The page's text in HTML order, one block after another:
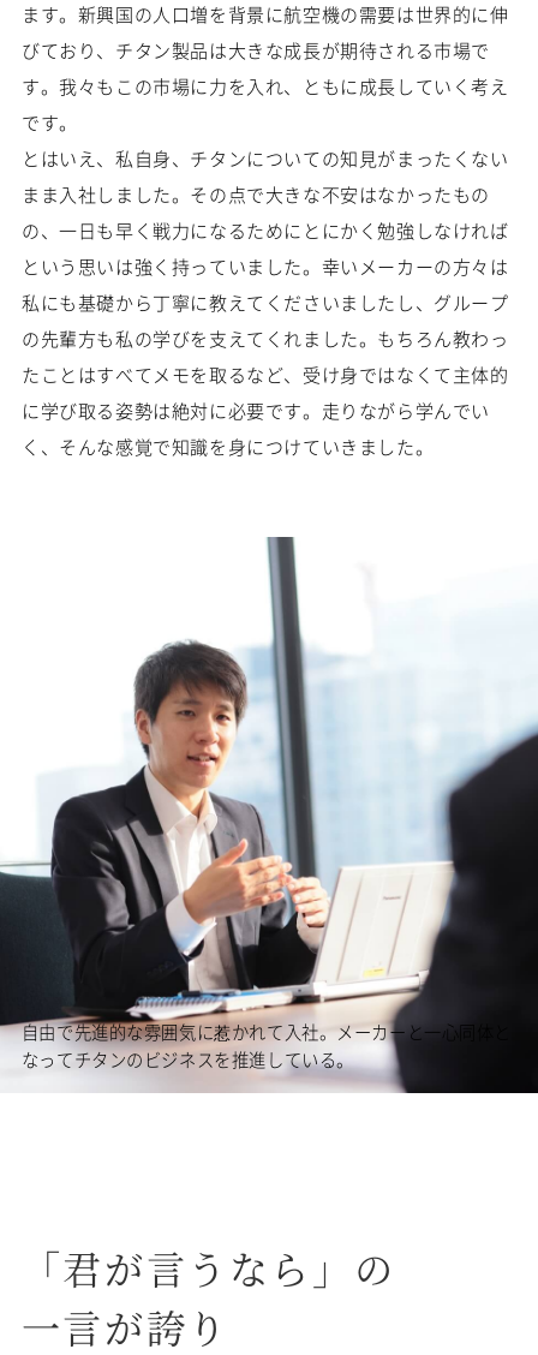
ます。新興国の人口増を背景に航空機の需要は世界的に伸
びており、チタン製品は大きな成長が期待される市場で
す。我々もこの市場に力を入れ、ともに成長していく考え
です。
とはいえ、私自身、チタンについての知見がまったくない
まま入社しました。その点で大きな不安はなかったもの
の、一日も早く戦力になるためにとにかく勉強しなければ
という思いは強く持っていました。幸いメーカーの方々は
私にも基礎から丁寧に教えてくださいましたし、グループ
の先輩方も私の学びを支えてくれました。もちろん教わっ
たことはすべてメモを取るなど、受け身ではなくて主体的
に学び取る姿勢は絶対に必要です。走りながら学んでい
く、そんな感覚で知識を身につけていきました。
自由で先進的な雰囲気に惹かれて入社。メーカーと一心同体と
なってチタンのビジネスを推進している。
「君が言うなら」の
一言が誇り